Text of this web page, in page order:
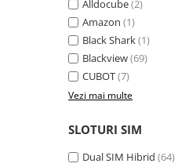
Oglinzi auto smart cu camera
Camere Supraveghere
Mini Video Camera
Accesorii Camere Supraveghere
Casti Wireless
Casti cu Fir
Alldocube(2)
Amazon (1)
Black Shark(1)
Blackview(69)
CUBOT(7)
Vezi mai multe
SLOTURI SIM
Dual SIM Hibrid (64)